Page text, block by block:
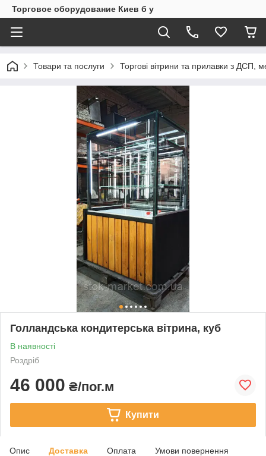
Торговое оборудование Киев б у
Товари та послуги Торгові вітрини та прилавки з ДСП,
Голландська кондитерська вітрина, куб
В наявності
Роздріб
46 000 ₴/пог.м
Купити
Опис Доставка Оплата Умови повернення